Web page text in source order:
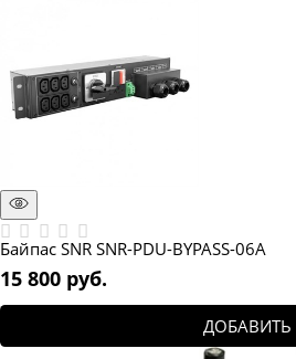
Байпас SNR SNR-PDU-BYPASS-06A
15 800 руб.
ДОБАВИТЬ